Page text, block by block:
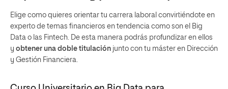
Elige como quieres orientar tu carrera laboral convirtiéndote en
experto de temas financieros en tendencia como son el Big
Data o las Fintech. De esta manera podrás profundizar en ellos
y obtener una doble titulación junto con tu máster en Dirección
y Gestión Financiera.